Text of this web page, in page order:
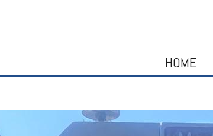
HOME